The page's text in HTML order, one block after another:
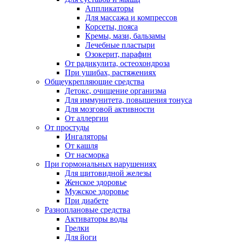
Аппликаторы
Для массажа и компрессов
Корсеты, пояса
Кремы, мази, бальзамы
Лечебные пластыри
Озокерит, парафин
От радикулита, остеохондроза
При ушибах, растяжениях
Общеукрепляющие средства
Детокс, очищение организма
Для иммунитета, повышения тонуса
Для мозговой активности
От аллергии
От простуды
Ингаляторы
От кашля
От насморка
При гормональных нарушениях
Для щитовидной железы
Женское здоровье
Мужское здоровье
При диабете
Разноплановые средства
Активаторы воды
Грелки
Для йоги